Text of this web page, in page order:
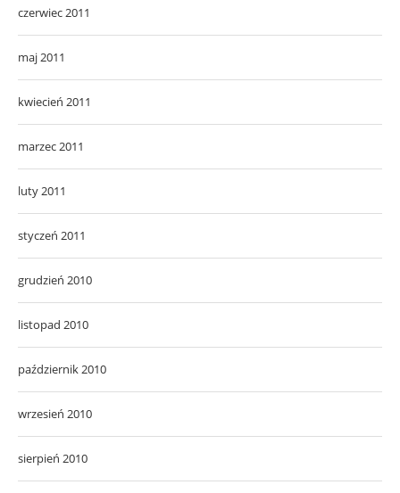
czerwiec 2011
maj 2011
kwiecień 2011
marzec 2011
luty 2011
styczeń 2011
grudzień 2010
listopad 2010
październik 2010
wrzesień 2010
sierpień 2010